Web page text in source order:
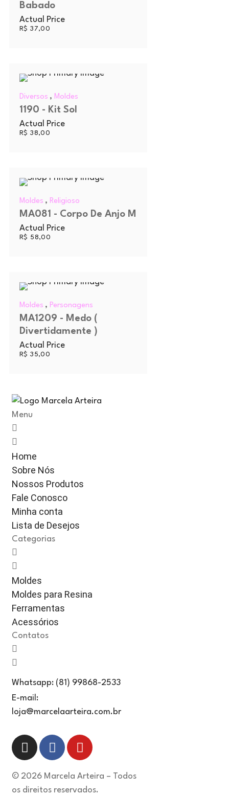
Babado
Actual Price
R$ 37,00
Diversos , Moldes
1190 - Kit Sol
Actual Price
R$ 38,00
Moldes , Religioso
MA081 - Corpo De Anjo M
Actual Price
R$ 58,00
Moldes , Personagens
MA1209 - Medo (
Divertidamente )
Actual Price
R$ 35,00
Menu
Home
Sobre Nós
Nossos Produtos
Fale Conosco
Minha conta
Lista de Desejos
Categorias
Moldes
Moldes para Resina
Ferramentas
Acessórios
Contatos
Whatsapp: (81) 99868-2533
E-mail:
loja@marcelaarteira.com.br
© 2026 Marcela Arteira – Todos
os direitos reservados.